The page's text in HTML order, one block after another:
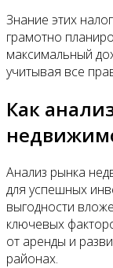
Знание этих
грамотно
максимальный
учитывая все
Как
Анализ рынка
для успешных
выгодности
ключевых
от аренды и
районах.